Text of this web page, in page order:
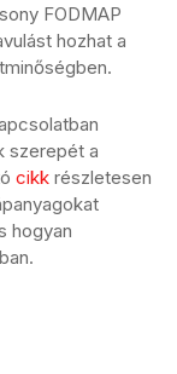
FODMAP
hozhat a
szerepét a
cikk részletesen
hogyan